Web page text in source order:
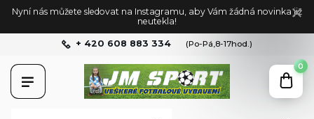
Nyní nás můžete sledovat na Instagramu, aby Vám žádná novinka již
neutekla!
+ 420 608 883 334 (Po-Pá,8-17hod.)
0